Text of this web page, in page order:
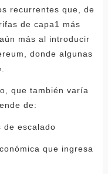
recurrentes que, de
de capa1 más
más al introducir
donde algunas
que también varía
de:
de escalado
que ingresa